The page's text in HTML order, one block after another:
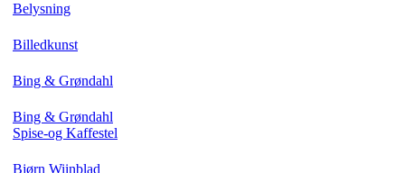
Belysning
Billedkunst
Bing & Grøndahl
Bing & Grøndahl
Spise-og Kaffestel
Bjørn Wiinblad